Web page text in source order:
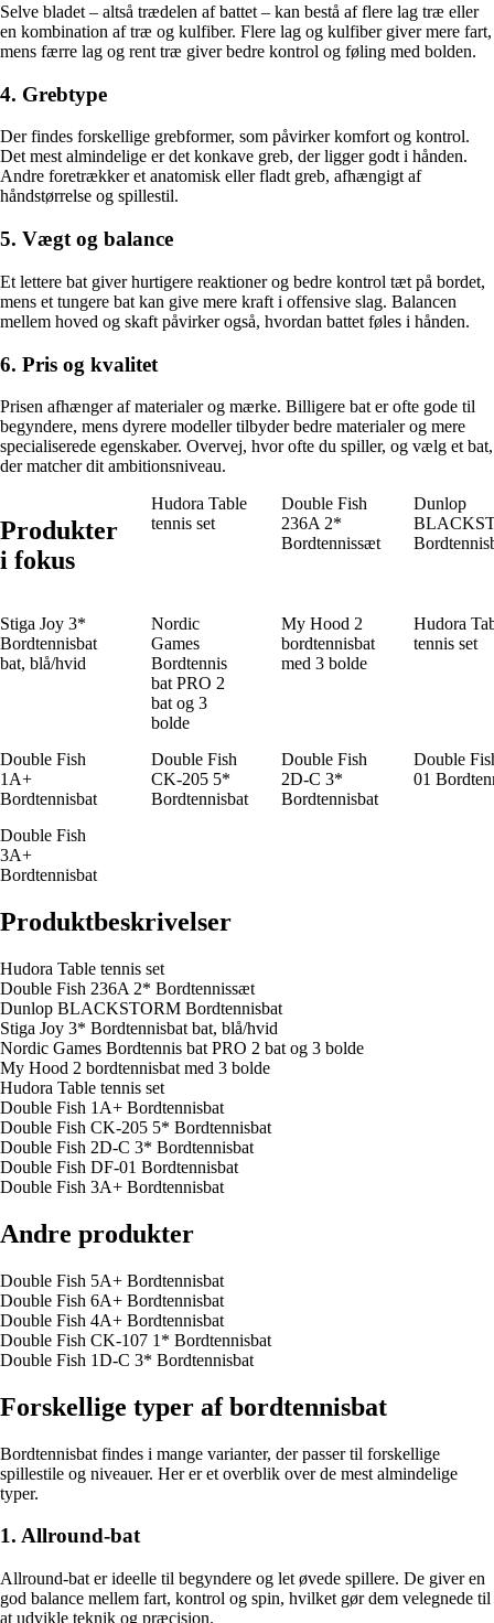
Selve bladet – altså trædelen af battet – kan bestå af flere lag træ eller
en kombination af træ og kulfiber. Flere lag og kulfiber giver mere fart,
mens færre lag og rent træ giver bedre kontrol og føling med bolden.
4. Grebtype
Der findes forskellige grebformer, som påvirker komfort og kontrol.
Det mest almindelige er det konkave greb, der ligger godt i hånden.
Andre foretrækker et anatomisk eller fladt greb, afhængigt af
håndstørrelse og spillestil.
5. Vægt og balance
Et lettere bat giver hurtigere reaktioner og bedre kontrol tæt på bordet,
mens et tungere bat kan give mere kraft i offensive slag. Balancen
mellem hoved og skaft påvirker også, hvordan battet føles i hånden.
6. Pris og kvalitet
Prisen afhænger af materialer og mærke. Billigere bat er ofte gode til
begyndere, mens dyrere modeller tilbyder bedre materialer og mere
specialiserede egenskaber. Overvej, hvor ofte du spiller, og vælg et bat,
der matcher dit ambitionsniveau.
Produkter
i fokus
Hudora Table
tennis set
Double Fish
236A 2*
Bordtennissæt
Dunlop
Stiga Joy 3*
Bordtennisbat
bat, blå/hvid
Nordic
Games
Bordtennis
bat PRO 2
bat og 3
bolde
My Hood 2
bordtennisbat
med 3 bolde
Hudora
tennis set
Double Fish
1A+
Bordtennisbat
Double Fish
CK-205 5*
Bordtennisbat
Double Fish
2D-C 3*
Bordtennisbat
Double
01
Double Fish
3A+
Bordtennisbat
Produktbeskrivelser
Hudora Table tennis set
Double Fish 236A 2* Bordtennissæt
Dunlop BLACKSTORM Bordtennisbat
Stiga Joy 3* Bordtennisbat bat, blå/hvid
Nordic Games Bordtennis bat PRO 2 bat og 3 bolde
My Hood 2 bordtennisbat med 3 bolde
Hudora Table tennis set
Double Fish 1A+ Bordtennisbat
Double Fish CK-205 5* Bordtennisbat
Double Fish 2D-C 3* Bordtennisbat
Double Fish DF-01 Bordtennisbat
Double Fish 3A+ Bordtennisbat
Andre produkter
Double Fish 5A+ Bordtennisbat
Double Fish 6A+ Bordtennisbat
Double Fish 4A+ Bordtennisbat
Double Fish CK-107 1* Bordtennisbat
Double Fish 1D-C 3* Bordtennisbat
Forskellige typer af bordtennisbat
Bordtennisbat findes i mange varianter, der passer til forskellige
spillestile og niveauer. Her er et overblik over de mest almindelige
typer.
1. Allround-bat
Allround-bat er ideelle til begyndere og let øvede spillere. De giver en
god balance mellem fart, kontrol og spin, hvilket gør dem velegnede til
at udvikle teknik og præcision.